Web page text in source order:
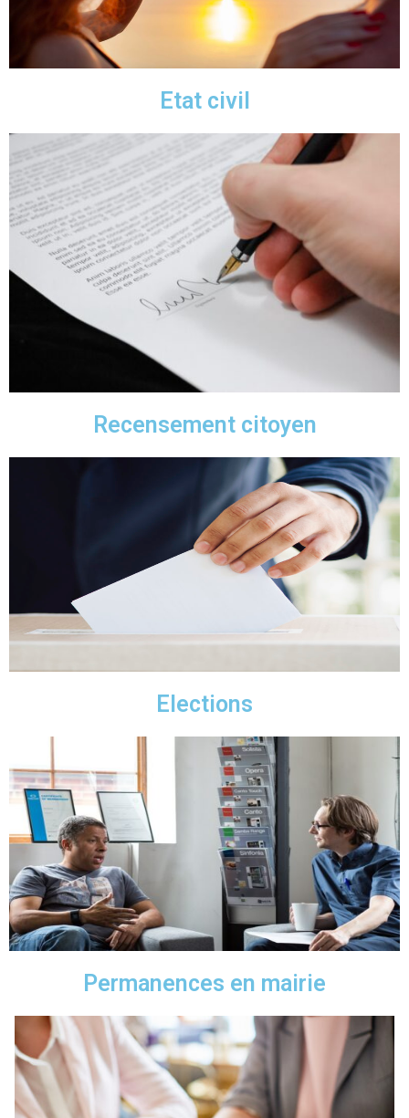
Etat civil
Recensement citoyen
Elections
Permanences en mairie